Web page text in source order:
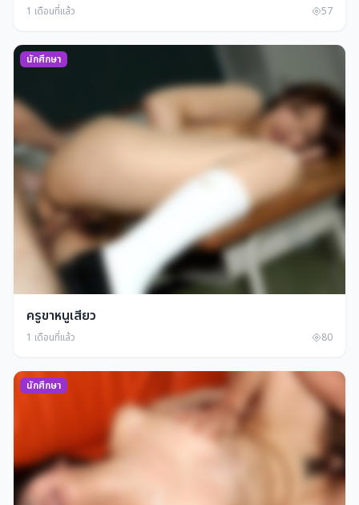
1 เดือนที่แล้ว 57
นักศึกษา
ครูขาหนูเสียว
1 เดือนที่แล้ว 80
นักศึกษา